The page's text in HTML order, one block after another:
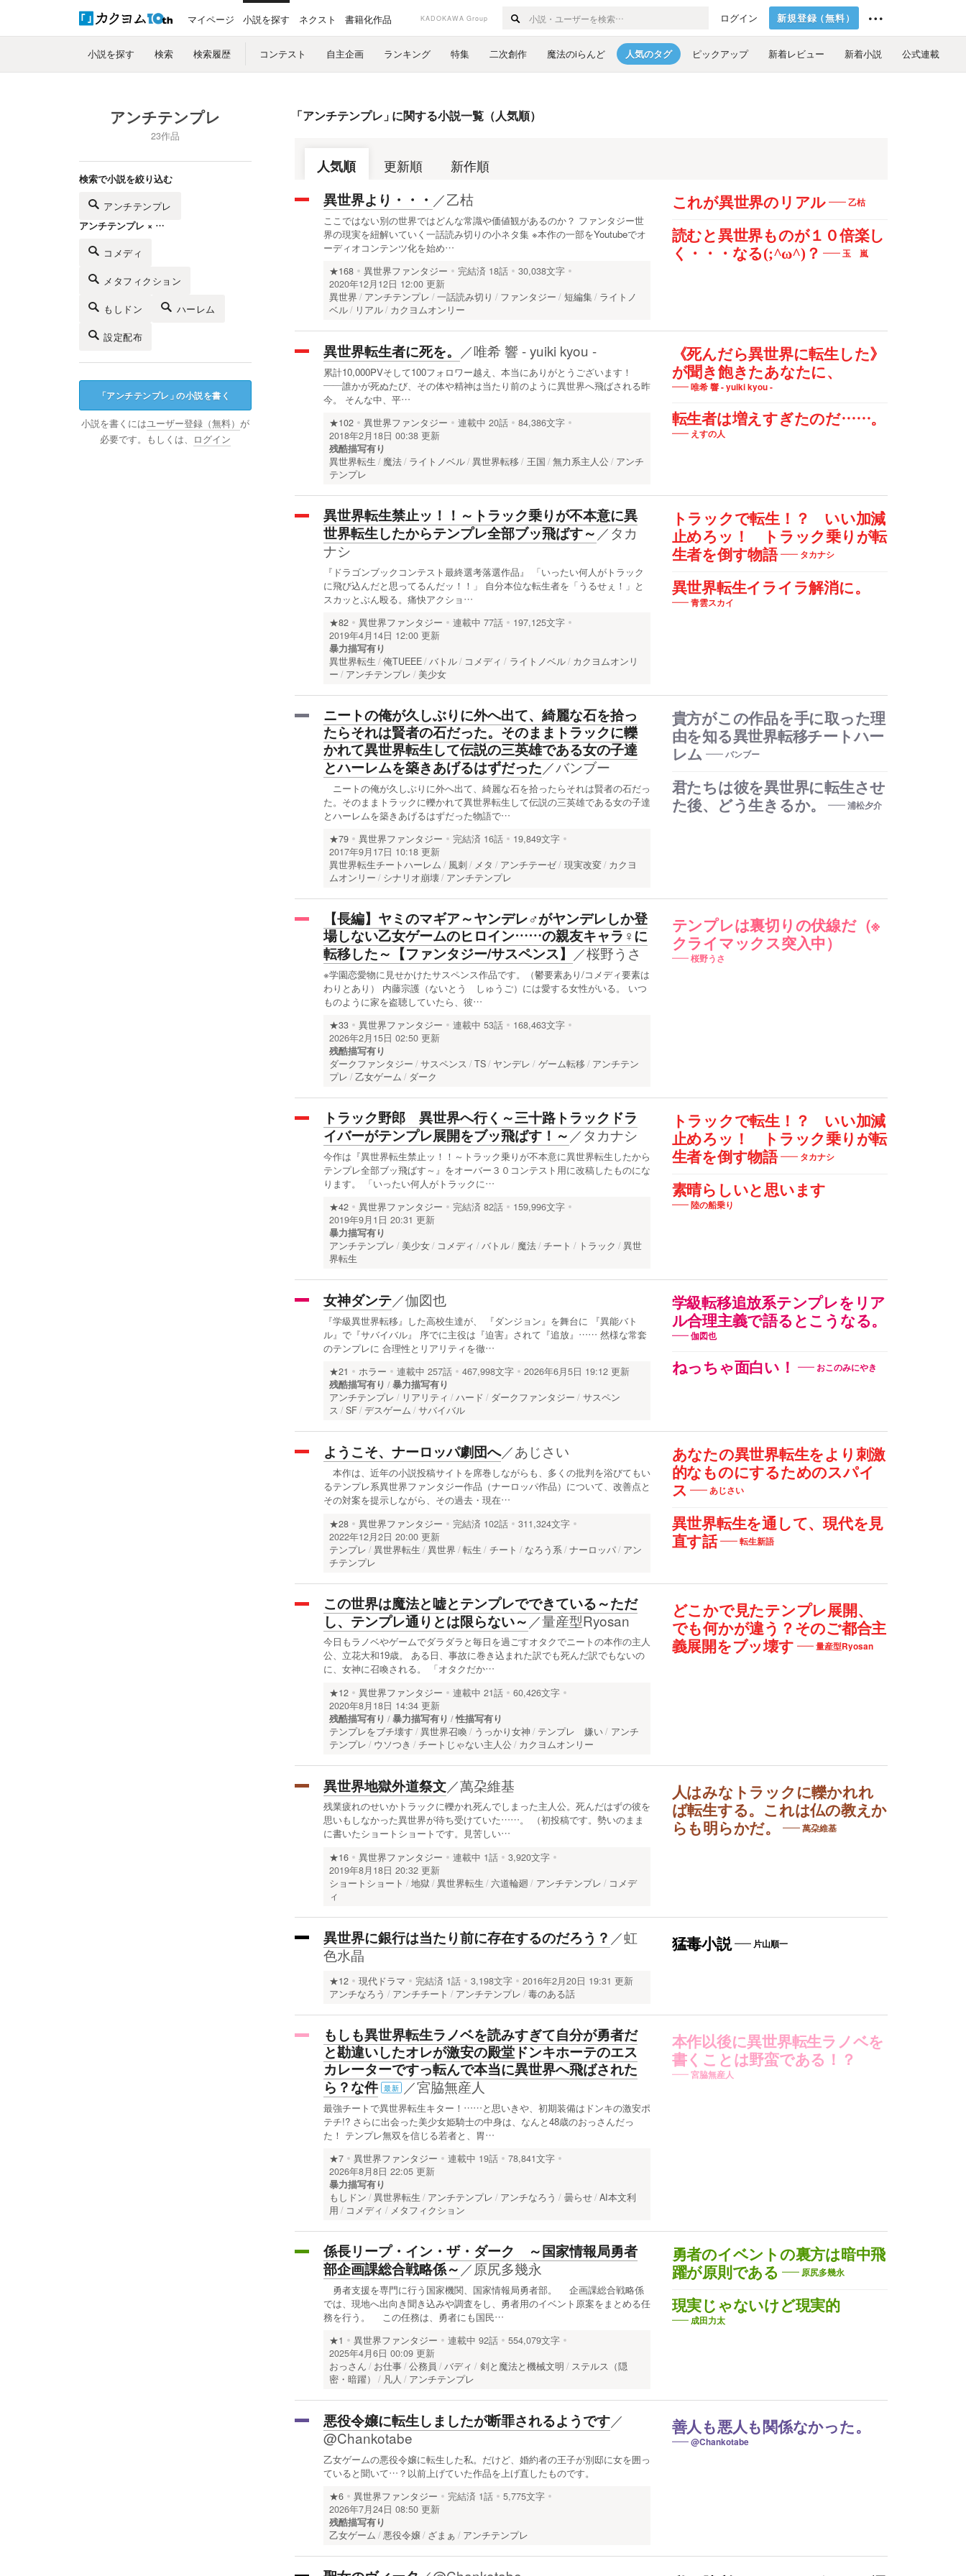
マイページ 小説を探す ネクスト 書籍化作品 KADOKAWA Group ログイン 新規登録（無料）
小説を探す 検索 検索履歴 コンテスト 自主企画 ランキング 特集 二次創作 魔法のiらんど 人気のタグ ピックアップ 新着レビュー 新着小説 公式連載
アンチテンプレ
23作品
検索で小説を絞り込む
アンチテンプレ
アンチテンプレ × …
コメディ
メタフィクション
もしドン ハーレム
設定配布
「アンチテンプレ 」の小説を書く
小説を書くにはユーザー登録（無料） が
必要です。もしくは、
ログイン
「アンチテンプレ 」に関する小説一覧（人気順）
人気順 更新順 新作順
これが異世界のリアル 乙枯
読むと異世界ものが１０倍楽し
く・・・なる(;^ω^)？
玉 嵐
異世界より・・・ ／乙枯
ここではない別の世界ではどんな常識や価値観があるのか？ ファンタジー世
界の現実を紐解いていく一話読み切りの小ネタ集 ※本作の一部をYoutubeでオ
ーディオコンテンツ化を始め…
★168 異世界ファンタジー 完結済 18話
30,038文字
2020年12月12日 12:00 更新
異世界
アンチテンプレ 一話読み切り ファンタジー 短編集
ライトノ
ベル
リアル カクヨムオンリー
《死んだら異世界に転生した》
が聞き飽きたあなたに、
唯希 響 - yuiki kyou -
転生者は増えすぎたのだ……。
えすの人
異世界転生者に死を。 ／唯希 響 - yuiki kyou -
累計10,000PVそして100フォロワー越え、本当にありがとうございます！
——誰かが死ぬたび、その体や精神は当たり前のように異世界へ飛ばされる昨
今。 そんな中、平…
★102 異世界ファンタジー 連載中 20話
84,386文字
2018年2月18日 00:38 更新
残酷描写有り
異世界転生
魔法 ライトノベル 異世界転移 王国 無力系主人公
アンチ
テンプレ
トラックで転生！？ いい加減
止めろッ！ トラック乗りが転
生者を倒す物語
タカナシ
異世界転生イライラ解消に。
青雲スカイ
異世界転生禁止ッ！！～トラック乗りが不本意に異
世界転生したからテンプレ全部ブッ飛ばす～ ／タカ
ナシ
『ドラゴンブックコンテスト最終選考落選作品』 「いったい何人がトラック
に飛び込んだと思ってるんだッ！！」 自分本位な転生者を「うるせぇ！」と
スカッとぶん殴る。痛快アクショ…
★82 異世界ファンタジー 連載中 77話
197,125文字
2019年4月14日 12:00 更新
暴力描写有り
異世界転生
俺TUEEE バトル コメディ ライトノベル
カクヨムオンリ
ー
アンチテンプレ 美少女
貴方がこの作品を手に取った理
由を知る異世界転移チートハー
レム
バンブー
君たちは彼を異世界に転生させ
た後、どう生きるか。
浦松夕介
ニートの俺が久しぶりに外へ出て、綺麗な石を拾っ
たらそれは賢者の石だった。そのままトラックに轢
かれて異世界転生して伝説の三英雄である女の子達
とハーレムを築きあげるはずだった／バンブー
ニートの俺が久しぶりに外へ出て、綺麗な石を拾ったらそれは賢者の石だっ
た。そのままトラックに轢かれて異世界転生して伝説の三英雄である女の子達
とハーレムを築きあげるはずだった物語で…
★79 異世界ファンタジー 完結済 16話
19,849文字
2017年9月17日 10:18 更新
異世界転生チートハーレム
風刺 メタ アンチテーゼ 現実改変
カクヨ
ムオンリー
シナリオ崩壊 アンチテンプレ
テンプレは裏切りの伏線だ（※
クライマックス突入中）
桜野うさ
【長編】ヤミのマギア～ヤンデレ♂がヤンデレしか登
場しない乙女ゲームのヒロイン……の親友キャラ♀に
転移した～【ファンタジー/サスペンス】 ／桜野うさ
※学園恋愛物に見せかけたサスペンス作品です。（鬱要素あり/コメディ要素は
わりとあり） 内藤宗護（ないとう しゅうご）には愛する女性がいる。 いつ
ものように家を盗聴していたら、彼…
★33 異世界ファンタジー 連載中 53話
168,463文字
2026年2月15日 02:50 更新
残酷描写有り
ダークファンタジー
サスペンス TS ヤンデレ ゲーム転移
アンチテン
プレ
乙女ゲーム ダーク
トラックで転生！？ いい加減
止めろッ！ トラック乗りが転
生者を倒す物語
タカナシ
素晴らしいと思います
陸の船乗り
トラック野郎 異世界へ行く～三十路トラックドラ
イバーがテンプレ展開をブッ飛ばす！～ ／タカナシ
今作は『異世界転生禁止ッ！！～トラック乗りが不本意に異世界転生したから
テンプレ全部ブッ飛ばす～』をオーバー３０コンテスト用に改稿したものにな
ります。 「いったい何人がトラックに…
★42 異世界ファンタジー 完結済 82話
159,996文字
2019年9月1日 20:31 更新
暴力描写有り
アンチテンプレ
美少女 コメディ バトル 魔法 チート トラック
異世
界転生
学級転移追放系テンプレをリア
ル合理主義で語るとこうなる。
伽図也
ねっちゃ面白い！ おこのみにやき
女神ダンテ／伽図也
『学級異世界転移』した高校生達が、 『ダンジョン』を舞台に 『異能バト
ル』で『サバイバル』 序でに主役は『迫害』されて『追放』…… 然様な常套
のテンプレに 合理性とリアリティを徹…
★21 ホラー 連載中 257話 467,998文字
2026年6月5日 19:12 更新
残酷描写有り
暴力描写有り
アンチテンプレ
リアリティ ハード ダークファンタジー
サスペン
ス
SF デスゲーム サバイバル
あなたの異世界転生をより刺激
的なものにするためのスパイ
ス
あじさい
異世界転生を通して、現代を見
直す話
転生新語
ようこそ、ナーロッパ劇団へ／あじさい
本作は、近年の小説投稿サイトを席巻しながらも、多くの批判を浴びてもい
るテンプレ系異世界ファンタジー作品（ナーロッパ作品）について、改善点と
その対案を提示しながら、その過去・現在…
★28 異世界ファンタジー 完結済 102話
311,324文字
2022年12月2日 20:00 更新
テンプレ
異世界転生 異世界 転生 チート なろう系 ナーロッパ
アン
チテンプレ
どこかで見たテンプレ展開、
でも何かが違う？そのご都合主
義展開をブッ壊す
量産型Ryosan
この世界は魔法と嘘とテンプレでできている～ただ
し、テンプレ通りとは限らない～／量産型Ryosan
今日もラノベやゲームでダラダラと毎日を過ごすオタクでニートの本作の主人
公、立花大和19歳。 ある日、事故に巻き込まれた訳でも死んだ訳でもないの
に、女神に召喚される。 「オタクだか…
★12 異世界ファンタジー 連載中 21話
60,426文字
2020年8月18日 14:34 更新
残酷描写有り
暴力描写有り
性描写有り
テンプレをブチ壊す
異世界召喚 うっかり女神 テンプレ 嫌い
アンチ
テンプレ
ウソつき チートじゃない主人公 カクヨムオンリー
人はみなトラックに轢かれれ
ば転生する。これは仏の教えか
らも明らかだ。
萬朶維基
異世界地獄外道祭文／萬朶維基
残業疲れのせいかトラックに轢かれ死んでしまった主人公。死んだはずの彼を
思いもしなかった異世界が待ち受けていた……。 （初投稿です。勢いのまま
に書いたショートショートです。見苦しい…
★16 異世界ファンタジー 連載中 1話
3,920文字
2019年8月18日 20:32 更新
ショートショート
地獄 異世界転生 六道輪廻 アンチテンプレ
コメデ
ィ
猛毒小説 片山順一
異世界に銀行は当たり前に存在するのだろう？ ／虹
色水晶
★12 現代ドラマ 完結済 1話 3,198文字
2016年2月20日 19:31 更新
アンチなろう
アンチチート アンチテンプレ 毒のある話
本作以後に異世界転生ラノベを
書くことは野蛮である！？
宮脇無産人
もしも異世界転生ラノベを読みすぎて自分が勇者だ
と勘違いしたオレが激安の殿堂ドンキホーテのエス
カレーターですっ転んで本当に異世界へ飛ばされた
ら？な件
最新 ／宮脇無産人
最強チートで異世界転生キター！……と思いきや、初期装備はドンキの激安ポ
テチ!? さらに出会った美少女姫騎士の中身は、なんと48歳のおっさんだっ
た！ テンプレ無双を信じる若者と、胃…
★7 異世界ファンタジー 連載中 19話
78,841文字
2026年8月8日 22:05 更新
暴力描写有り
もしドン
異世界転生 アンチテンプレ アンチなろう 曇らせ AI本文利
用
コメディ メタフィクション
勇者のイベントの裏方は暗中飛
躍が原則である
原尻多幾永
現実じゃないけど現実的
成田力太
係長リープ・イン・ザ・ダーク ～国家情報局勇者
部企画課総合戦略係～ ／原尻多幾永
勇者支援を専門に行う国家機関、国家情報局勇者部。 企画課総合戦略係
では、現地へ出向き聞き込みや調査をし、勇者用のイベント原案をまとめる任
務を行う。 この任務は、勇者にも国民…
★1 異世界ファンタジー 連載中 92話
554,079文字
2025年4月6日 00:09 更新
おっさん
お仕事 公務員 バディ 剣と魔法と機械文明
ステルス（隠
密・暗躍）
凡人 アンチテンプレ
善人も悪人も関係なかった。
@Chankotabe
悪役令嬢に転生しましたが断罪されるようです／
@Chankotabe
乙女ゲームの悪役令嬢に転生した私。だけど、婚約者の王子が別邸に女を囲っ
ていると聞いて…？以前上げていた作品を上げ直したものです。
★6 異世界ファンタジー 完結済 1話
5,775文字
2026年7月24日 08:50 更新
残酷描写有り
乙女ゲーム
悪役令嬢 ざまぁ アンチテンプレ